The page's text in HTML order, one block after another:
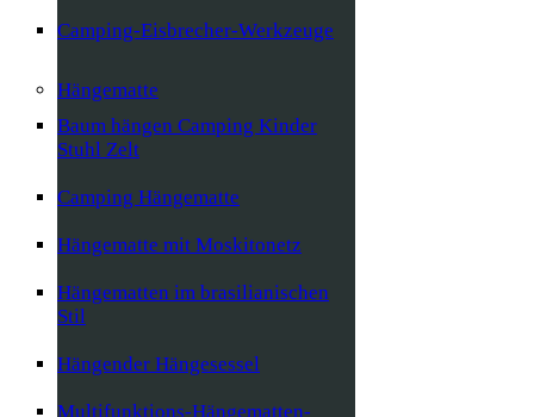
Camping-Eisbrecher-Werkzeuge
Hängematte
Baum hängen Camping Kinder
Stuhl Zelt
Camping Hängematte
Hängematte mit Moskitonetz
Hängematten im brasilianischen
Stil
Hängender Hängesessel
Multifunktions-Hängematten-